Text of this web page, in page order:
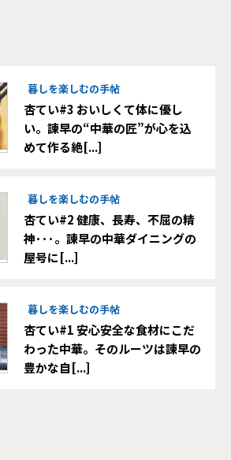
暮しを楽しむの手帖
杏てい#3 おいしくて体に優し
い。諫早の“中華の匠”が心を込
めて作る絶[...]
暮しを楽しむの手帖
杏てい#2 健康、長寿、不屈の精
神･･･。諫早の中華ダイニングの
屋号に[...]
暮しを楽しむの手帖
杏てい#1 安心安全な食材にこだ
わった中華。そのルーツは諫早の
豊かな自[...]